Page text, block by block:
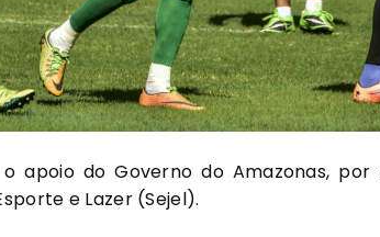
apoio do Governo do Amazonas, por
e Lazer (Sejel).